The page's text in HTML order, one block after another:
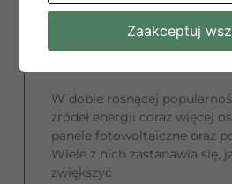
PV + pompa
zwiększyć
bez magazynu
W dobie rosnącej
źródeł energii coraz więcej
panele fotowoltaiczne oraz
Wiele z nich zastanawia się,
zwiększyć
Zaakceptuj